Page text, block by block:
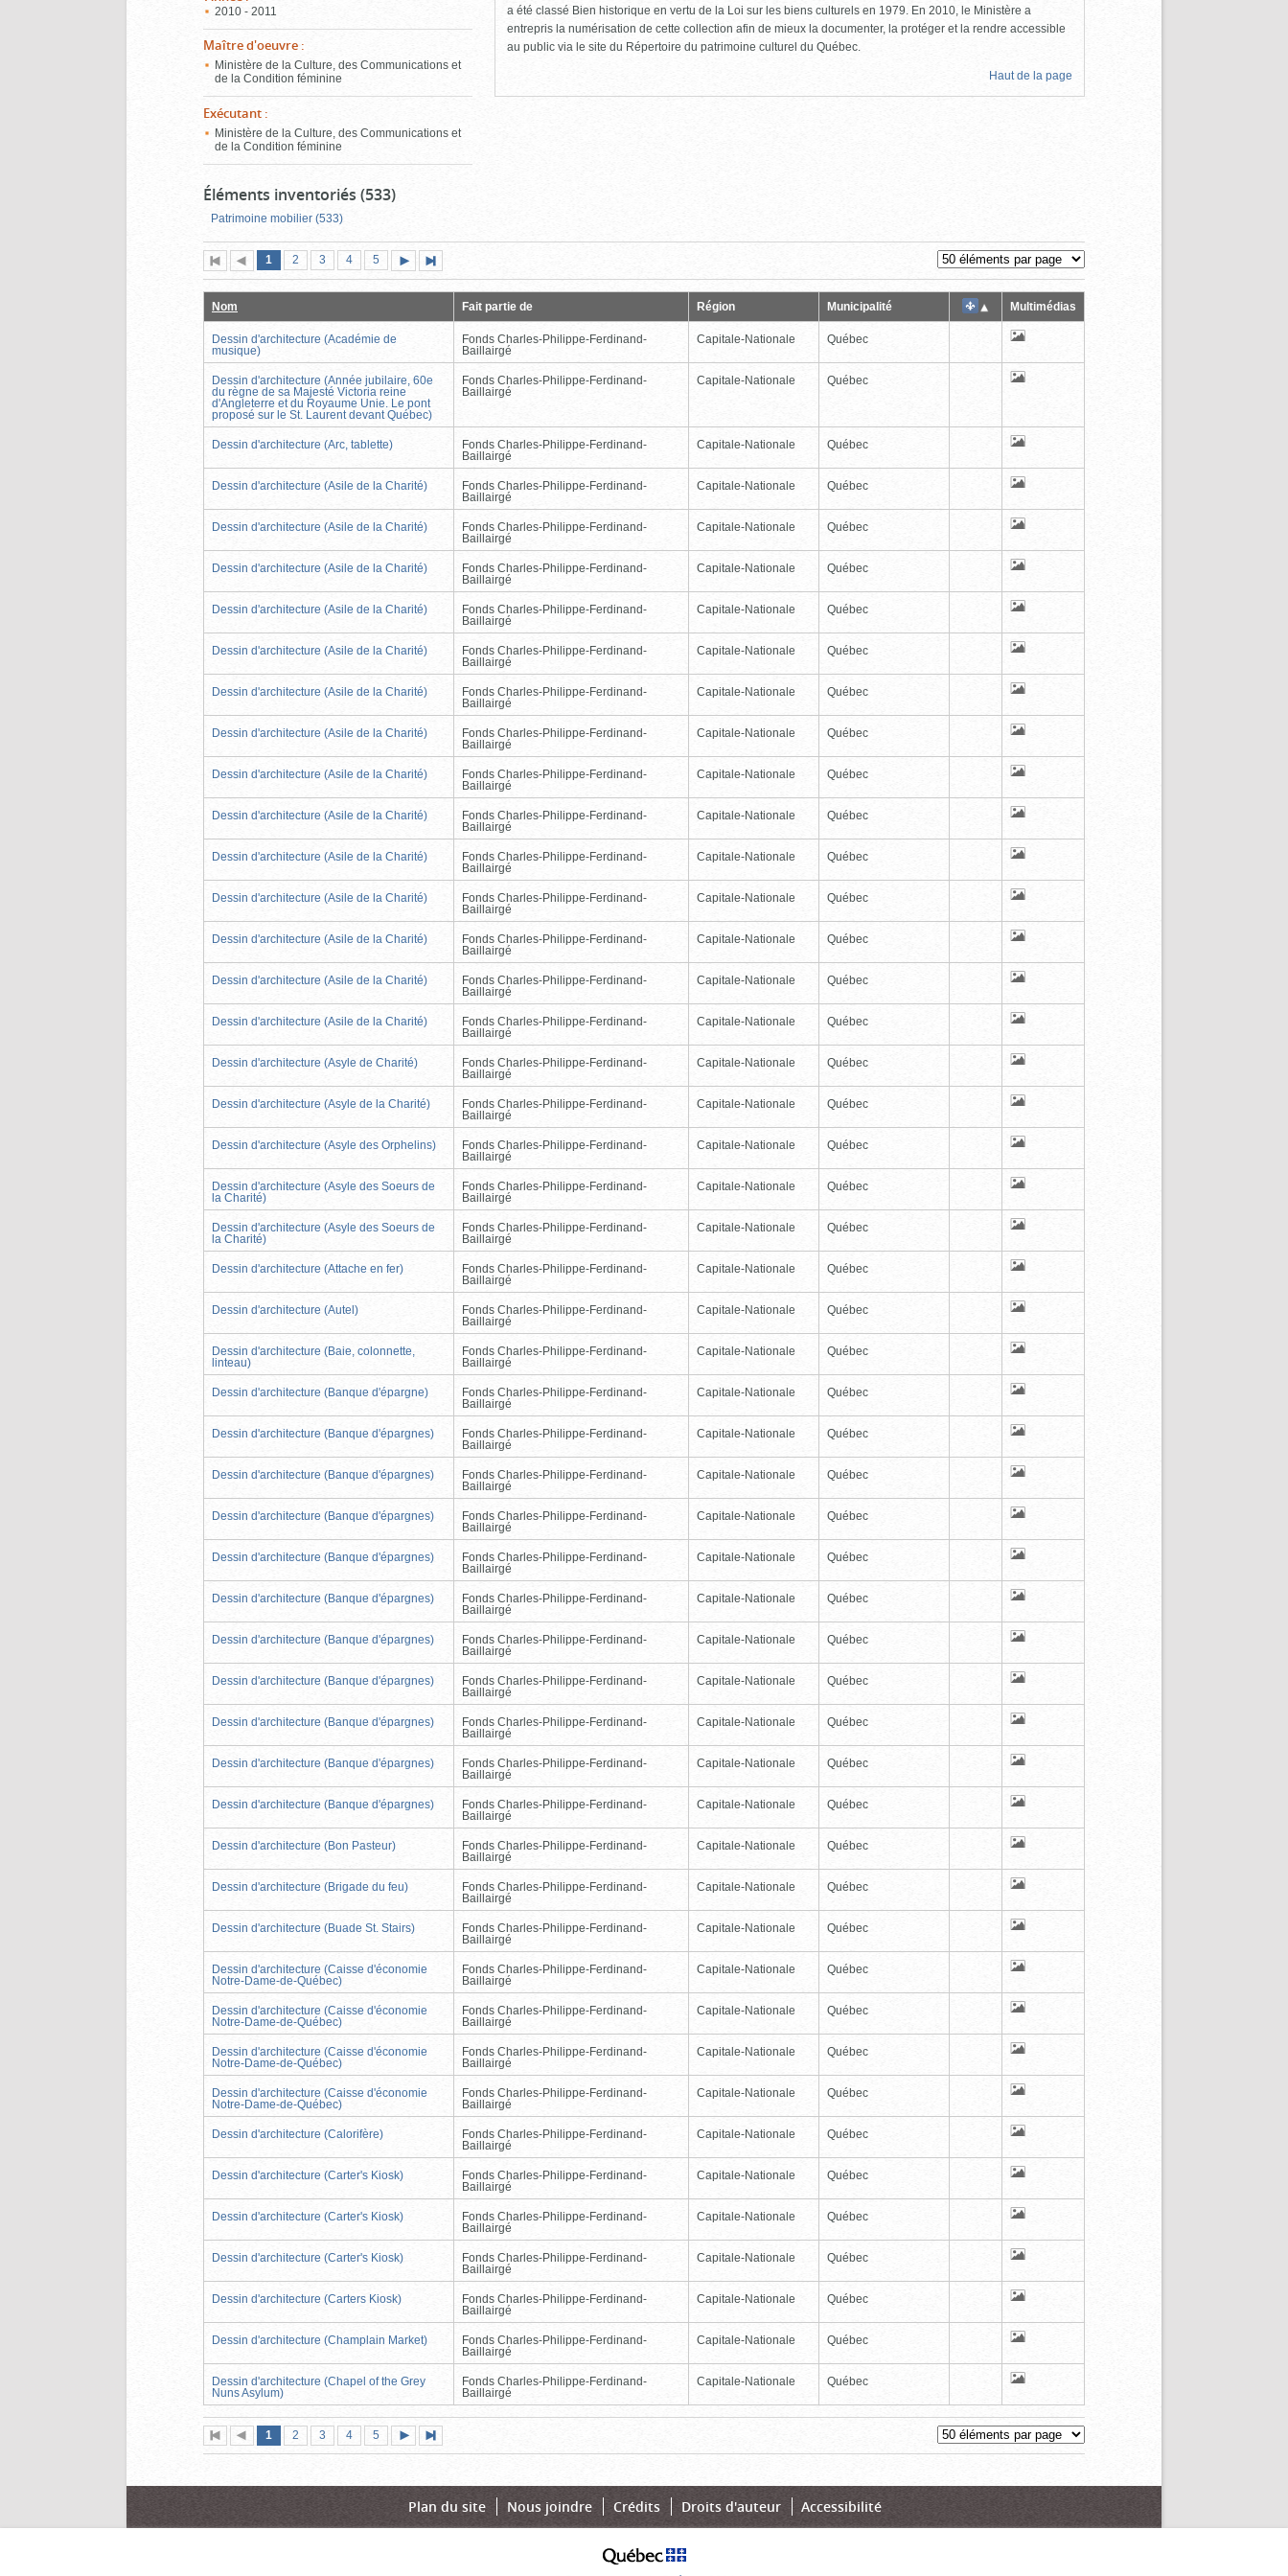
2010 - 2011
Maître d'oeuvre :
Ministère de la Culture, des Communications et
de la Condition féminine
Exécutant :
Ministère de la Culture, des Communications et
de la Condition féminine
a été classé Bien historique en vertu de la Loi sur les biens culturels en 1979. En 2010, le Ministère a
entrepris la numérisation de cette collection afin de mieux la documenter, la protéger et la rendre accessible
au public via le site du Répertoire du patrimoine culturel du Québec.
Haut de la page
Éléments inventoriés (533)
Patrimoine mobilier (533)
Première
page
Page
précédente
Page
1 (page
actuelle)
Page
2 Page
3 Page
4 Page
5
suivante
page
Nom Fait partie de Région Municipalité Multimédias
Dessin d'architecture (Académie de
musique)
Fonds Charles-Philippe-Ferdinand-
Baillairgé
Capitale-Nationale Québec
Dessin d'architecture (Année jubilaire, 60e
du règne de sa Majesté Victoria reine
d'Angleterre et du Royaume Unie. Le pont
proposé sur le St. Laurent devant Québec)
Fonds Charles-Philippe-Ferdinand-
Baillairgé
Capitale-Nationale Québec
Dessin d'architecture (Arc, tablette)
Fonds Charles-Philippe-Ferdinand-
Baillairgé
Capitale-Nationale Québec
Dessin d'architecture (Asile de la Charité)
Fonds Charles-Philippe-Ferdinand-
Baillairgé
Capitale-Nationale Québec
Dessin d'architecture (Asile de la Charité)
Fonds Charles-Philippe-Ferdinand-
Baillairgé
Capitale-Nationale Québec
Dessin d'architecture (Asile de la Charité)
Fonds Charles-Philippe-Ferdinand-
Baillairgé
Capitale-Nationale Québec
Dessin d'architecture (Asile de la Charité)
Fonds Charles-Philippe-Ferdinand-
Baillairgé
Capitale-Nationale Québec
Dessin d'architecture (Asile de la Charité)
Fonds Charles-Philippe-Ferdinand-
Baillairgé
Capitale-Nationale Québec
Dessin d'architecture (Asile de la Charité)
Fonds Charles-Philippe-Ferdinand-
Baillairgé
Capitale-Nationale Québec
Dessin d'architecture (Asile de la Charité)
Fonds Charles-Philippe-Ferdinand-
Baillairgé
Capitale-Nationale Québec
Dessin d'architecture (Asile de la Charité)
Fonds Charles-Philippe-Ferdinand-
Baillairgé
Capitale-Nationale Québec
Dessin d'architecture (Asile de la Charité)
Fonds Charles-Philippe-Ferdinand-
Baillairgé
Capitale-Nationale Québec
Dessin d'architecture (Asile de la Charité)
Fonds Charles-Philippe-Ferdinand-
Baillairgé
Capitale-Nationale Québec
Dessin d'architecture (Asile de la Charité)
Fonds Charles-Philippe-Ferdinand-
Baillairgé
Capitale-Nationale Québec
Dessin d'architecture (Asile de la Charité)
Fonds Charles-Philippe-Ferdinand-
Baillairgé
Capitale-Nationale Québec
Dessin d'architecture (Asile de la Charité)
Fonds Charles-Philippe-Ferdinand-
Baillairgé
Capitale-Nationale Québec
Dessin d'architecture (Asile de la Charité)
Fonds Charles-Philippe-Ferdinand-
Baillairgé
Capitale-Nationale Québec
Dessin d'architecture (Asyle de Charité)
Fonds Charles-Philippe-Ferdinand-
Baillairgé
Capitale-Nationale Québec
Dessin d'architecture (Asyle de la Charité)
Fonds Charles-Philippe-Ferdinand-
Baillairgé
Capitale-Nationale Québec
Dessin d'architecture (Asyle des Orphelins)
Fonds Charles-Philippe-Ferdinand-
Baillairgé
Capitale-Nationale Québec
Dessin d'architecture (Asyle des Soeurs de
la Charité)
Fonds Charles-Philippe-Ferdinand-
Baillairgé
Capitale-Nationale Québec
Dessin d'architecture (Asyle des Soeurs de
la Charité)
Fonds Charles-Philippe-Ferdinand-
Baillairgé
Capitale-Nationale Québec
Dessin d'architecture (Attache en fer)
Fonds Charles-Philippe-Ferdinand-
Baillairgé
Capitale-Nationale Québec
Dessin d'architecture (Autel)
Fonds Charles-Philippe-Ferdinand-
Baillairgé
Capitale-Nationale Québec
Dessin d'architecture (Baie, colonnette,
linteau)
Fonds Charles-Philippe-Ferdinand-
Baillairgé
Capitale-Nationale Québec
Dessin d'architecture (Banque d'épargne)
Fonds Charles-Philippe-Ferdinand-
Baillairgé
Capitale-Nationale Québec
Dessin d'architecture (Banque d'épargnes)
Fonds Charles-Philippe-Ferdinand-
Baillairgé
Capitale-Nationale Québec
Dessin d'architecture (Banque d'épargnes)
Fonds Charles-Philippe-Ferdinand-
Baillairgé
Capitale-Nationale Québec
Dessin d'architecture (Banque d'épargnes)
Fonds Charles-Philippe-Ferdinand-
Baillairgé
Capitale-Nationale Québec
Dessin d'architecture (Banque d'épargnes)
Fonds Charles-Philippe-Ferdinand-
Baillairgé
Capitale-Nationale Québec
Dessin d'architecture (Banque d'épargnes)
Fonds Charles-Philippe-Ferdinand-
Baillairgé
Capitale-Nationale Québec
Dessin d'architecture (Banque d'épargnes)
Fonds Charles-Philippe-Ferdinand-
Baillairgé
Capitale-Nationale Québec
Dessin d'architecture (Banque d'épargnes)
Fonds Charles-Philippe-Ferdinand-
Baillairgé
Capitale-Nationale Québec
Dessin d'architecture (Banque d'épargnes)
Fonds Charles-Philippe-Ferdinand-
Baillairgé
Capitale-Nationale Québec
Dessin d'architecture (Banque d'épargnes)
Fonds Charles-Philippe-Ferdinand-
Baillairgé
Capitale-Nationale Québec
Dessin d'architecture (Banque d'épargnes)
Fonds Charles-Philippe-Ferdinand-
Baillairgé
Capitale-Nationale Québec
Dessin d'architecture (Bon Pasteur)
Fonds Charles-Philippe-Ferdinand-
Baillairgé
Capitale-Nationale Québec
Dessin d'architecture (Brigade du feu)
Fonds Charles-Philippe-Ferdinand-
Baillairgé
Capitale-Nationale Québec
Dessin d'architecture (Buade St. Stairs)
Fonds Charles-Philippe-Ferdinand-
Baillairgé
Capitale-Nationale Québec
Dessin d'architecture (Caisse d'économie
Notre-Dame-de-Québec)
Fonds Charles-Philippe-Ferdinand-
Baillairgé
Capitale-Nationale Québec
Dessin d'architecture (Caisse d'économie
Notre-Dame-de-Québec)
Fonds Charles-Philippe-Ferdinand-
Baillairgé
Capitale-Nationale Québec
Dessin d'architecture (Caisse d'économie
Notre-Dame-de-Québec)
Fonds Charles-Philippe-Ferdinand-
Baillairgé
Capitale-Nationale Québec
Dessin d'architecture (Caisse d'économie
Notre-Dame-de-Québec)
Fonds Charles-Philippe-Ferdinand-
Baillairgé
Capitale-Nationale Québec
Dessin d'architecture (Calorifère)
Fonds Charles-Philippe-Ferdinand-
Baillairgé
Capitale-Nationale Québec
Dessin d'architecture (Carter's Kiosk)
Fonds Charles-Philippe-Ferdinand-
Baillairgé
Capitale-Nationale Québec
Dessin d'architecture (Carter's Kiosk)
Fonds Charles-Philippe-Ferdinand-
Baillairgé
Capitale-Nationale Québec
Dessin d'architecture (Carter's Kiosk)
Fonds Charles-Philippe-Ferdinand-
Baillairgé
Capitale-Nationale Québec
Dessin d'architecture (Carters Kiosk)
Fonds Charles-Philippe-Ferdinand-
Baillairgé
Capitale-Nationale Québec
Dessin d'architecture (Champlain Market)
Fonds Charles-Philippe-Ferdinand-
Baillairgé
Capitale-Nationale Québec
Dessin d'architecture (Chapel of the Grey
Nuns Asylum)
Fonds Charles-Philippe-Ferdinand-
Baillairgé
Capitale-Nationale Québec
Première
page
Page
précédente
Page
1 (page
actuelle)
Page
2 Page
3 Page
4 Page
5
suivante
page
Plan du site Nous joindre Crédits Droits d'auteur Accessibilité